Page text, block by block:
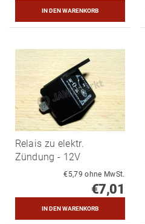
Relais zu elektr.
Zündung - 12V
€5,79 ohne MwSt.
€7,01